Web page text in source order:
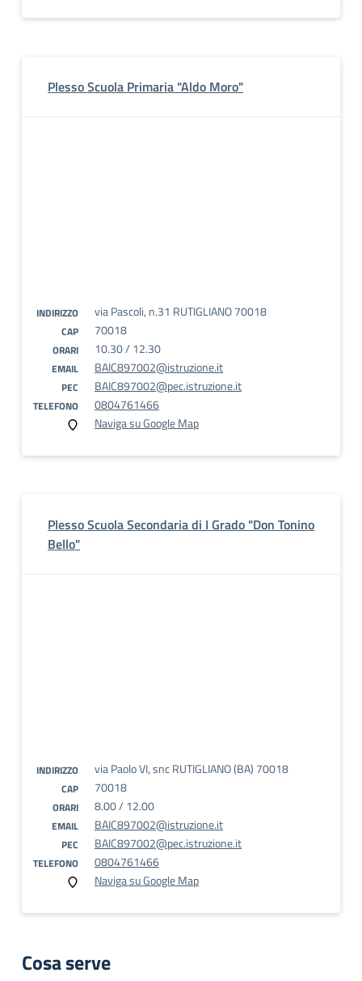
Plesso Scuola Primaria "Aldo Moro"
INDIRIZZO via Pascoli, n.31 RUTIGLIANO 70018
CAP 70018
ORARI 10.30 / 12.30
EMAIL BAIC897002@istruzione.it
PEC BAIC897002@pec.istruzione.it
TELEFONO
0804761466
Naviga su Google Map
Plesso Scuola Secondaria di I Grado "Don Tonino
Bello"
INDIRIZZO via Paolo VI, snc RUTIGLIANO (BA) 70018
CAP 70018
ORARI 8.00 / 12.00
EMAIL BAIC897002@istruzione.it
PEC BAIC897002@pec.istruzione.it
TELEFONO
0804761466
Naviga su Google Map
Cosa serve